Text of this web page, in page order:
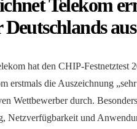
Telekom
aus
hat den CHIP-Festnetztest
erstmals die Auszeichnung
Wettbewerber durch.
Netzverfügbarkeit und